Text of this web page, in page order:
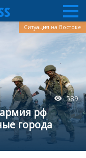
589
рф
города
Ситуация на Востоке